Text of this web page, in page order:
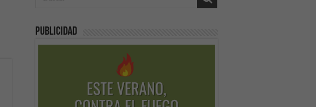
Publicidad